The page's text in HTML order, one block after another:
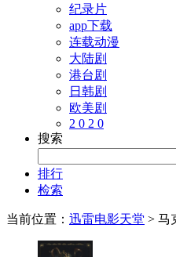
纪录片
app下载
连载动漫
大陆剧
港台剧
日韩剧
欧美剧
2 0 2 0
搜索
排行
检索
当前位置： 迅雷电影天堂 > 马